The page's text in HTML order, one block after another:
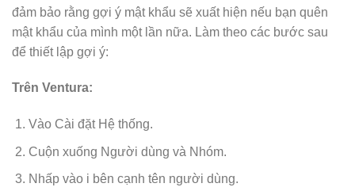
đảm bảo rằng gợi ý mật khẩu sẽ xuất hiện nếu bạn quên
mật khẩu của mình một lần nữa. Làm theo các bước sau
để thiết lập gợi ý:
Trên Ventura:
Vào Cài đặt Hệ thống.
Cuộn xuống Người dùng và Nhóm.
Nhấp vào i bên cạnh tên người dùng.